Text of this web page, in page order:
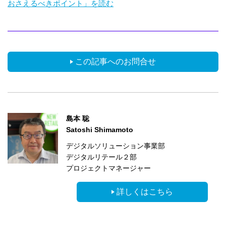
おさえるべきポイント」を読む
この記事へのお問合せ
島本 聡
Satoshi Shimamoto
デジタルソリューション事業部
デジタルリテール２部
プロジェクトマネージャー
詳しくはこちら